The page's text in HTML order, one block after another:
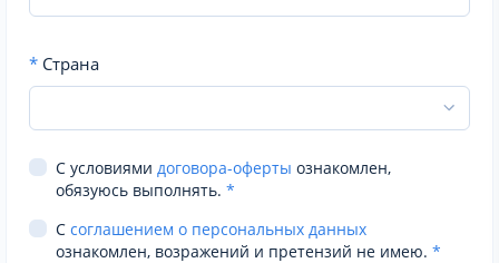
* Страна
С условиями договора-оферты ознакомлен,
обязуюсь выполнять. *
С соглашением о персональных данных
ознакомлен, возражений и претензий не имею. *